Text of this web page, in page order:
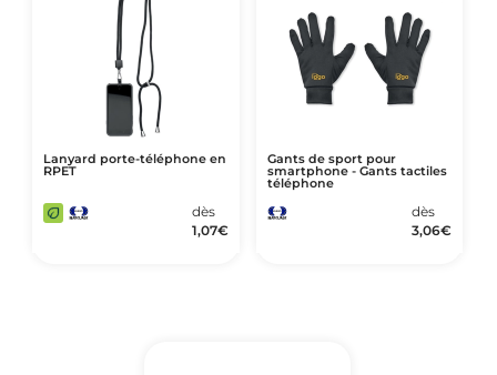
Lanyard porte-téléphone en
RPET
dès
1,07€
Gants de sport pour
smartphone - Gants tactiles
téléphone
dès
3,06€